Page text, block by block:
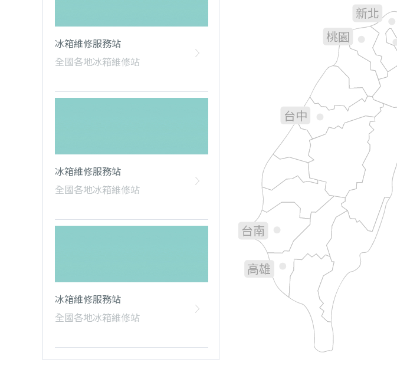
冰箱維修服務站
全國各地冰箱維修站
冰箱維修服務站
全國各地冰箱維修站
冰箱維修服務站
全國各地冰箱維修站
新北
桃園
台中
台南
高雄
苗栗
彰化
雲林
嘉義
屏東
台東